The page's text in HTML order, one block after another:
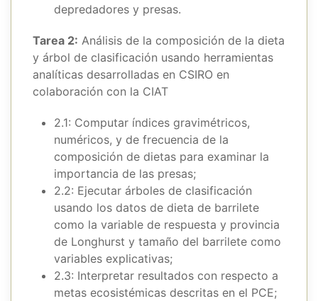
depredadores y presas.
Tarea 2: Análisis de la composición de la dieta
y árbol de clasificación usando herramientas
analíticas desarrolladas en CSIRO en
colaboración con la CIAT
2.1: Computar índices gravimétricos,
numéricos, y de frecuencia de la
composición de dietas para examinar la
importancia de las presas;
2.2: Ejecutar árboles de clasificación
usando los datos de dieta de barrilete
como la variable de respuesta y provincia
de Longhurst y tamaño del barrilete como
variables explicativas;
2.3: Interpretar resultados con respecto a
metas ecosistémicas descritas en el PCE;